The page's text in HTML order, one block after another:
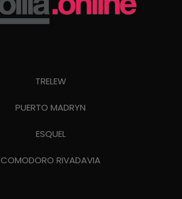
TRELEW
PUERTO MADRYN
ESQUEL
COMODORO RIVADAVIA